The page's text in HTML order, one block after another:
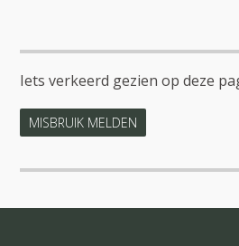
Iets verkeerd gezien op deze
MISBRUIK MELDEN